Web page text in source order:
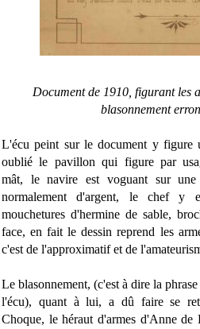
Document de 1910, figurant les
blasonnement
L'écu peint sur le document y figure
oublié le pavillon qui figure par
mât, le navire est voguant sur
normalement d'argent, le chef y
mouchetures d'hermine de sable,
face, en fait le dessin reprend les
c'est de l'approximatif et de
Le blasonnement, (c'est à dire la
l'écu), quant à lui, a dû faire se
Choque, le héraut d'armes d'Anne de